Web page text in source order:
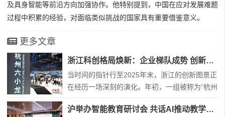
及具身智能等前沿方向加强协作。他特别提到，中国在应对发展难题
过程中积累的经验，对面临类似挑战的国家具有重要借鉴意义。
更多文章
浙江科创格局焕新：企业梯队成势 创新生态跃升
当时间的指针行至2025年末，浙江的创新图景正
在经历一场深刻的演化。年初，一组被称为“杭州
六小龙”的科技企业崭露头角，以其突破性的技术
与市场表现，拉开了这一年的序幕。它们的集体
沪举办智能教育研讨会 共话AI推动教学创新路径